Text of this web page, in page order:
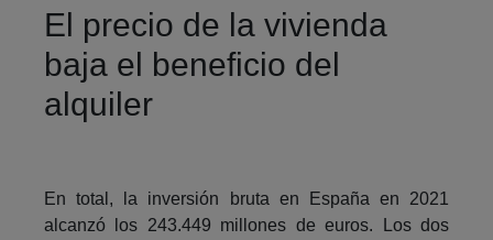
El precio de la vivienda
baja el beneficio del
alquiler
En total, la inversión bruta en España en 2021
alcanzó los 243.449 millones de euros. Los dos